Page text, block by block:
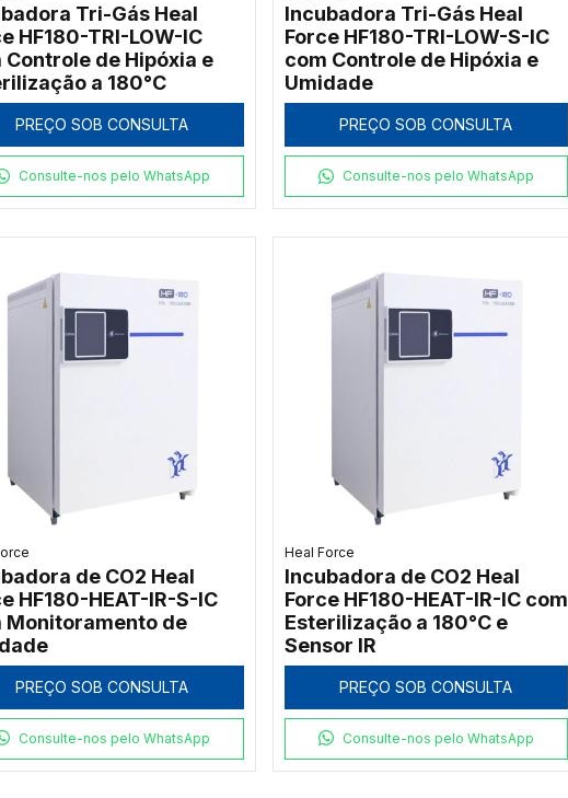
Tri-Gás Heal
HF180-TRI-LOW-IC
Controle de Hipóxia e
a 180°C
PREÇO SOB CONSULTA
Consulte-nos pelo WhatsApp
Incubadora Tri-Gás Heal
Force HF180-TRI-LOW-S-IC
com Controle de Hipóxia e
Umidade
PREÇO SOB CONSULTA
Consulte-nos pelo WhatsApp
de CO2 Heal
HF180-HEAT-IR-S-IC
Monitoramento de
PREÇO SOB CONSULTA
Consulte-nos pelo WhatsApp
Heal Force
Incubadora de CO2 Heal
Force HF180-HEAT-IR-IC com
Esterilização a 180°C e
Sensor IR
PREÇO SOB CONSULTA
Consulte-nos pelo WhatsApp